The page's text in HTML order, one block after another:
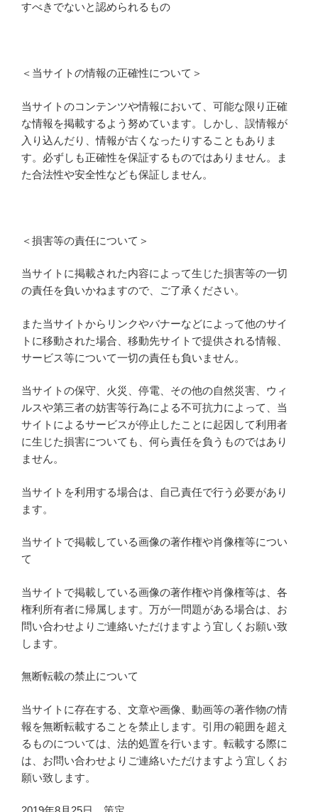
すべきでないと認められるもの
＜当サイトの情報の正確性について＞
当サイトのコンテンツや情報において、可能な限り正確
な情報を掲載するよう努めています。しかし、誤情報が
入り込んだり、情報が古くなったりすることもありま
す。必ずしも正確性を保証するものではありません。ま
た合法性や安全性なども保証しません。
＜損害等の責任について＞
当サイトに掲載された内容によって生じた損害等の一切
の責任を負いかねますので、ご了承ください。
また当サイトからリンクやバナーなどによって他のサイ
トに移動された場合、移動先サイトで提供される情報、
サービス等について一切の責任も負いません。
当サイトの保守、火災、停電、その他の自然災害、ウィ
ルスや第三者の妨害等行為による不可抗力によって、当
サイトによるサービスが停止したことに起因して利用者
に生じた損害についても、何ら責任を負うものではあり
ません。
当サイトを利用する場合は、自己責任で行う必要があり
ます。
当サイトで掲載している画像の著作権や肖像権等につい
て
当サイトで掲載している画像の著作権や肖像権等は、各
権利所有者に帰属します。万が一問題がある場合は、お
問い合わせよりご連絡いただけますよう宜しくお願い致
します。
無断転載の禁止について
当サイトに存在する、文章や画像、動画等の著作物の情
報を無断転載することを禁止します。引用の範囲を超え
るものについては、法的処置を行います。転載する際に
は、お問い合わせよりご連絡いただけますよう宜しくお
願い致します。